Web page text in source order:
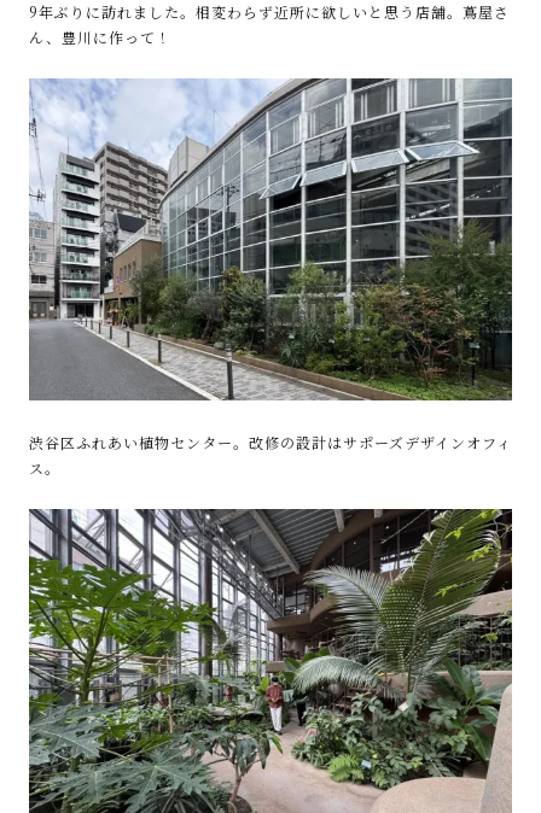
9年ぶりに訪れました。相変わらず近所に欲しいと思う店舗。蔦屋さ
ん、豊川に作って！
渋谷区ふれあい植物センター。改修の設計はサポーズデザインオフィ
ス。